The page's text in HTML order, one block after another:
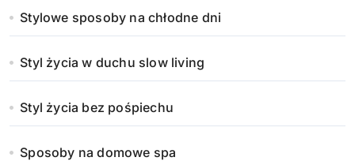
Stylowe sposoby na chłodne dni
Styl życia w duchu slow living
Styl życia bez pośpiechu
Sposoby na domowe spa